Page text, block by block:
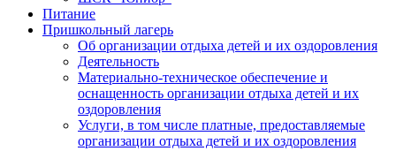
Питание
Пришкольный лагерь
Об организации отдыха детей и их оздоровления
Деятельность
Материально-техническое обеспечение и
оснащенность организации отдыха детей и их
оздоровления
Услуги, в том числе платные, предоставляемые
организации отдыха детей и их оздоровления